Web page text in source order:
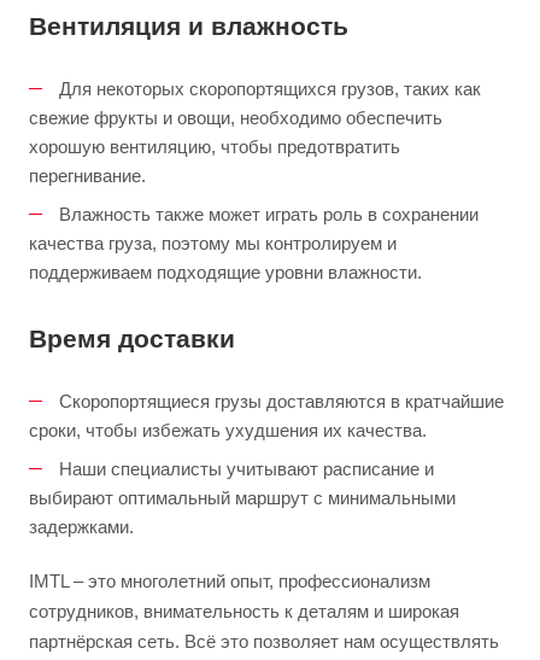
Вентиляция и влажность
Для некоторых скоропортящихся грузов, таких как
свежие фрукты и овощи, необходимо обеспечить
хорошую вентиляцию, чтобы предотвратить
перегнивание.
Влажность также может играть роль в сохранении
качества груза, поэтому мы контролируем и
поддерживаем подходящие уровни влажности.
Время доставки
Скоропортящиеся грузы доставляются в кратчайшие
сроки, чтобы избежать ухудшения их качества.
Наши специалисты учитывают расписание и
выбирают оптимальный маршрут с минимальными
задержками.
IMTL – это многолетний опыт, профессионализм
сотрудников, внимательность к деталям и широкая
партнёрская сеть. Всё это позволяет нам осуществлять